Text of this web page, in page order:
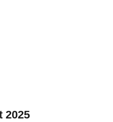
2025